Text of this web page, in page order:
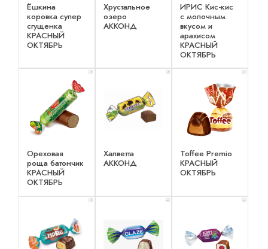
Ёшкина
коровка супер
сгущенка
КРАСНЫЙ
ОКТЯБРЬ
Хрустальное
озеро
АККОНД
ИРИС Кис-кис
с молочным
вкусом и
арахисом
КРАСНЫЙ
ОКТЯБРЬ
x 1
Ореховая
роща батончик
КРАСНЫЙ
ОКТЯБРЬ
x 1
Халветта
АККОНД
x 1
Toffee Premio
КРАСНЫЙ
ОКТЯБРЬ
x 1 x 2 x 2